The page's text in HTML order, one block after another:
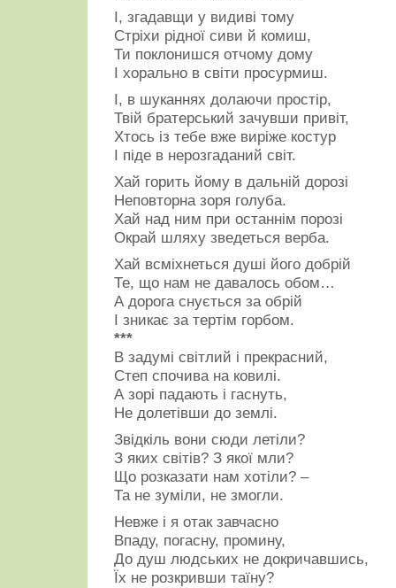
І, згадавщи у видиві тому
Стріхи рідної сиви й комиш,
Ти поклонишся отчому дому
І хорально в світи просурмиш.
І, в шуканнях долаючи простір,
Твій братерський зачувши привіт,
Хтось із тебе вже виріже костур
І піде в нерозгаданий світ.
Хай горить йому в дальній дорозі
Неповторна зоря голуба.
Хай над ним при останнім порозі
Окрай шляху зведеться верба.
Хай всміхнеться душі його добрій
Те, що нам не давалось обом…
А дорога снується за обрій
І зникає за тертім горбом.
***
В задумі світлий і прекрасний,
Степ спочива на ковилі.
А зорі падають і гаснуть,
Не долетівши до землі.
Звідкіль вони сюди летіли?
З яких світів? З якої мли?
Що розказати нам хотіли? –
Та не зуміли, не змогли.
Невже і я отак завчасно
Впаду, погасну, промину,
До душ людських не докричавшись,
Їх не розкривши таїну?